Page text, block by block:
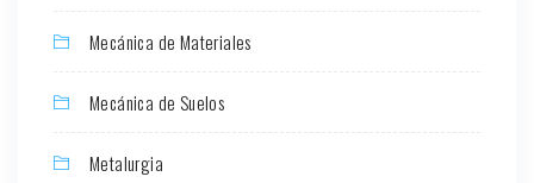
Mecánica de Materiales
Mecánica de Suelos
Metalurgia